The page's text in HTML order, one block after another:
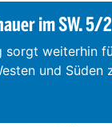
im SW. 5/
sorgt weiterhin
und